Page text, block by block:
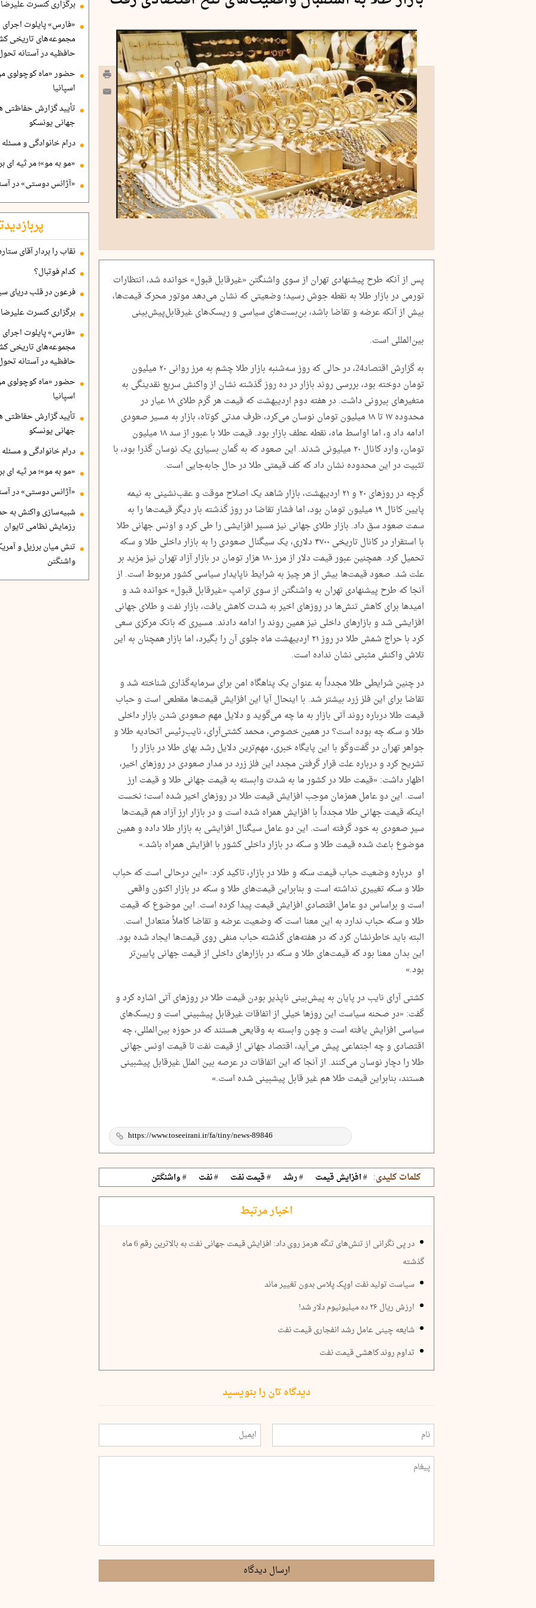
پس از آنکه طرح پیشنهادی تهران از سوی واشنگتن «غیرقابل قبول» خوانده شد، انتظارات
تورمی در بازار طلا به نقطه جوش رسید؛ وضعیتی که نشان می‌دهد موتور محرک قیمت‌ها،
بیش از آنکه عرضه و تقاضا باشد، بن‌بست‌های سیاسی و ریسک‌های غیرقابل‌پیش‌بینی
بین‌المللی است.
به گزارش اقتصاد24، در حالی که روز سه‌شنبه بازار طلا چشم به مرز روانی ۲۰ میلیون
تومان دوخته بود، بررسی روند بازار در ده روز گذشته نشان از واکنش سریع نقدینگی به
متغیر‌های بیرونی داشت. در هفته دوم اردیبهشت که قیمت هر گرم طلای ۱۸ عیار در
محدوده ۱۷ تا ۱۸ میلیون تومان نوسان می‌کرد، ظرف مدتی کوتاه، بازار به مسیر صعودی
ادامه داد و، اما اواسط ماه، نقطه عطف بازار بود. قیمت طلا با عبور از سد ۱۸ میلیون
تومان، وارد کانال ۲۰ میلیونی شدند. این صعود که به گمان بسیاری یک نوسان گذرا بود، با
تثبیت در این محدوده نشان داد که کف قیمتی طلا در حال جابه‌جایی است.
گرچه در روز‌های ۲۰ و ۲۱ اردیبهشت، بازار شاهد یک اصلاح موقت و عقب‌نشینی به نیمه
پایین کانال ۱۹ میلیون تومان بود، اما فشار تقاضا در روز گذشته بار دیگر قیمت‌ها را به
سمت صعود سق داد. بازار طلای جهانی نیز مسیر افزایشی را طی کرد و اونس جهانی طلا
با استقرار در کانال تاریخی ۴۷۰۰ دلاری، یک سیگنال صعودی را به بازار داخلی طلا و سکه
تحمیل کرد. همچنین عبور قیمت دلار از مرز ۱۸۰ هزار تومان در بازار آزاد تهران نیز مزید بر
علت شد. صعود قیمت‌ها بیش از هر چیز به شرایط ناپایدار سیاسی کشور مربوط است. از
آنجا که طرح پیشنهادی تهران به واشنگتن از سوی ترامپ «غیرقابل قبول» خوانده شد و
امید‌ها برای کاهش تنش‌ها در روز‌های اخیر به شدت کاهش یافت، بازار نفت و طلای جهانی
افزایشی شد و بازار‌های داخلی نیز همین روند را ادامه دادند. مسیری که بانک مرکزی سعی
کرد با حراج شمش طلا در روز ۲۱ اردیبهشت ماه جلوی آن را بگیرد، اما بازار همچنان به این
تلاش واکنش مثبتی نشان نداده است.
در چنین شرایطی طلا مجدداً به عنوان یک پناهگاه امن برای سرمایه‌گذاری شناخته شد و
تقاضا برای این فلز زرد بیشتر شد. با اینحال آیا این افزایش قیمت‌ها مقطعی است و حباب
قیمت طلا درباره روند آتی بازار به ما چه می‌گوید و دلایل مهم صعودی شدن بازار داخلی
طلا و سکه چه بوده است؟ در همین خصوص، محمد کشتی‌آرای، نایب‌رئیس اتحادیه طلا و
جواهر تهران در گفت‌و‌گو با این پایگاه خبری، مهم‌ترین دلایل رشد بهای طلا در بازار را
تشریح کرد و درباره علت قرار گرفتن مجدد این فلز زرد در مدار صعودی در روز‌های اخیر،
اظهار داشت: «قیمت طلا در کشور ما به شدت وابسته به قیمت جهانی طلا و قیمت ارز
است. این دو عامل همزمان موجب افزایش قیمت طلا در روز‌های اخیر شده است؛ نخست
اینکه قیمت جهانی طلا مجدداً با افزایش همراه شده است و در بازار ارز آزاد هم قیمت‌ها
سیر صعودی به خود گرفته است. این دو عامل سیگنال افزایشی به بازار طلا داده و همین
موضوع باعث شده قیمت طلا و سکه در بازار داخلی کشور با افزایش همراه باشد.»
او درباره وضعیت حباب قیمت سکه و طلا در بازار، تاکید کرد: «این درحالی است که حباب
طلا و سکه تغییری نداشته است و بنابراین قیمت‌های طلا و سکه در بازار اکنون واقعی
است و براساس دو عامل اقتصادی افزایش قیمت پیدا کرده است. این موضوع که قیمت
طلا و سکه حباب ندارد به این معنا است که وضعیت عرضه و تقاضا کاملاً متعادل است.
البته باید خاطرنشان کرد که در هفته‌های گذشته حباب منفی روی قیمت‌ها ایجاد شده بود.
این بدان معنا بود که قیمت‌های طلا و سکه در بازار‌های داخلی از قیمت جهانی پایین‌تر
بود.»
کشتی آرای نایب در پایان به پیش‌بینی ناپذیر بودن قیمت طلا در روز‌های آتی اشاره کرد و
گفت: «در صحنه سیاست این روز‌ها خیلی از اتفاقات غیرقابل پیشبینی است و ریسک‌های
سیاسی افزایش یافته است و چون وابسته به وقایعی هستند که در حوزه بین‌المللی، چه
اقتصادی و چه اجتماعی پیش می‌آید، اقتصاد جهانی از قیمت نفت تا قیمت اونس جهانی
طلا را دچار نوسان می‌کنند. از آنجا که این اتفاقات در عرصه بین الملل غیرقابل پیشبینی
هستند، بنابراین قیمت طلا هم غیر قابل پیشبینی شده است.»
کلمات کلیدی: # افزایش قیمت # رشد # قیمت نفت # نفت # واشنگتن
اخبار مرتبط
در پی نگرانی از تنش‌های تنگه هرمز روی داد: افزایش قیمت جهانی نفت به بالاترین رقمِ 6 ماه
گذشته
سیاست تولید نفت اوپک پلاس بدون تغییر ماند
ارزش ریال ۲۶ ده میلیونیوم دلار شد!
شایعه چینی عامل رشد انفجاری قیمت نفت
تداوم روند کاهشی قیمت نفت
دیدگاه تان را بنویسید
ارسال دیدگاه
برگزاری کنسرت
«فارس» پایلوت اجرای
مجموعه‌های تاریخی
حافظیه در آستانه
حضور «ماه کوچولوی
اسپانیا
تأیید گزارش حفاظتی
جهانی یونسکو
درام خانوادگی و
«مو به مو»؛ مر ثیه
«آژانس دوستی» در
نقاب را بردار آقای
کدام فوتبال؟
فرعون در قلب دریای
برگزاری کنسرت
«فارس» پایلوت اجرای
مجموعه‌های تاریخی
حافظیه در آستانه
حضور «ماه کوچولوی
اسپانیا
تأیید گزارش حفاظتی
جهانی یونسکو
درام خانوادگی و
«مو به مو»؛ مر ثیه
«آژانس دوستی» در
شبیه‌سازی واکنش به
رزمایش نظامی تایوان
تنش میان برزیل و
واشنگتن